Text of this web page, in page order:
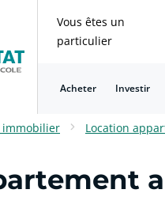
Vous êtes un
particulier
Acheter Investir
immobilier Location